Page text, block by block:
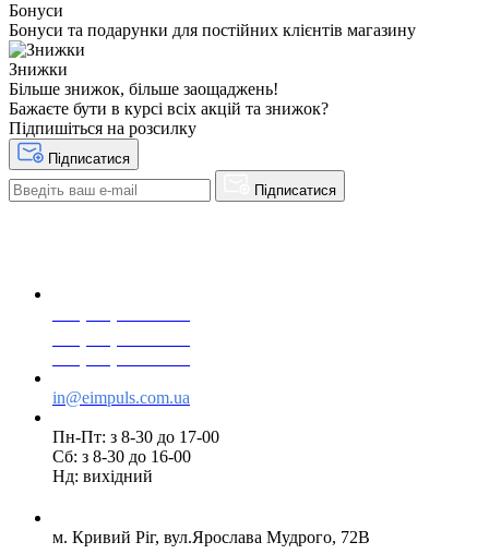
Бонуси
Бонуси та подарунки для постійних клієнтів магазину
Знижки
Більше знижок, більше заощаджень!
Бажаєте бути в курсі всіх акцій та знижок?
Підпишіться на розсилку
Підписатися
Підписатися
in@eimpuls.com.ua
Пн-Пт: з 8-30 до 17-00
Сб: з 8-30 до 16-00
Нд: вихідний
м. Кривий Ріг, вул.Ярослава Мудрого, 72В